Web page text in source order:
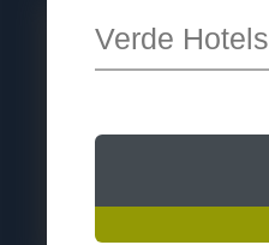
Verde Hotels